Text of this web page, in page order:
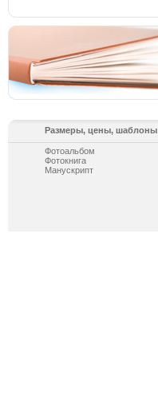
Размеры, цены, шаблоны
Фотоальбом
Фотокнига
Манускрипт